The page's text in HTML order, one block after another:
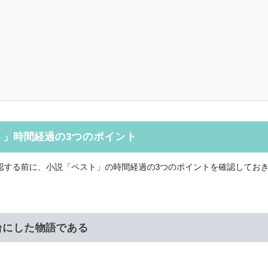
時間経過の3つのポイント
する前に、小説「ペスト」の時間経過の3つのポイントを確認しておき
した物語である